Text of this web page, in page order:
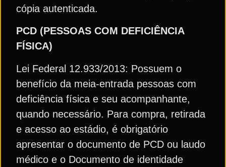
cópia autenticada.
PCD (PESSOAS COM DEFICIÊNCIA
FÍSICA)
Lei Federal 12.933/2013: Possuem o
benefício da meia-entrada pessoas com
deficiência física e seu acompanhante,
quando necessário. Para compra, retirada
e acesso ao estádio, é obrigatório
apresentar o documento de PCD ou laudo
médico e o Documento de identidade